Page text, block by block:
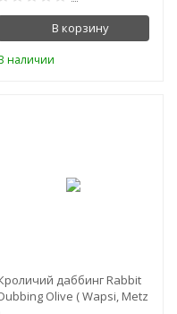
В корзину
наличии
даббинг Rabbit
Olive ( Wapsi, Metz